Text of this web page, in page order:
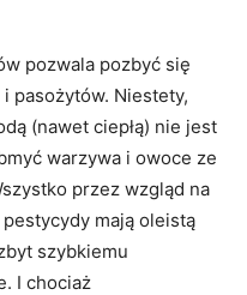
pozwala pozbyć się
pasożytów. Niestety,
(nawet ciepłą) nie jest
warzywa i owoce ze
przez wzgląd na
mają oleistą
szybkiemu
I chociaż